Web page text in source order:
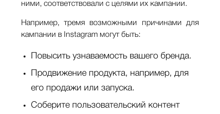
ними, соответствовали с целями их кампании.
Например, тремя возможными причинами для
кампании в Instagram могут быть:
Повысить узнаваемость вашего бренда.
Продвижение продукта, например, для
его продажи или запуска.
Соберите пользовательский контент